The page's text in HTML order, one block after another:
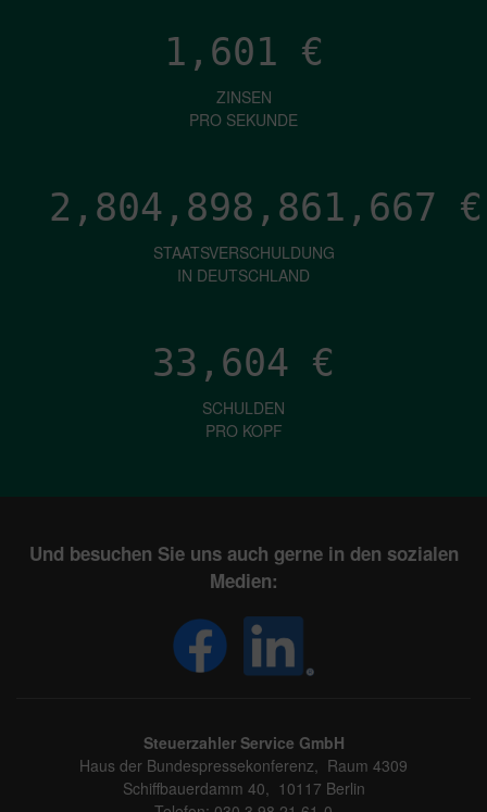
1,601 €
ZINSEN
PRO SEKUNDE
2,804,898,864,628 €
STAATSVERSCHULDUNG
IN DEUTSCHLAND
33,604 €
SCHULDEN
PRO KOPF
Und besuchen Sie uns auch gerne in den sozialen
Medien:
Steuerzahler Service GmbH
Haus der Bundespressekonferenz, Raum 4309
Schiffbauerdamm 40, 10117 Berlin